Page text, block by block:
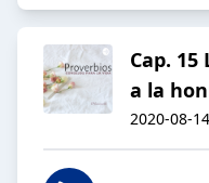
Cap.
a la
2020-08-14